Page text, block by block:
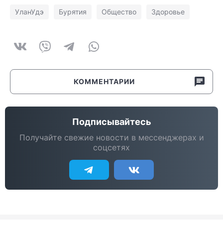
УланУдэ Бурятия Общество Здоровье
КОММЕНТАРИИ
Подписывайтесь
Получайте свежие новости в мессенджерах и
соцсетях